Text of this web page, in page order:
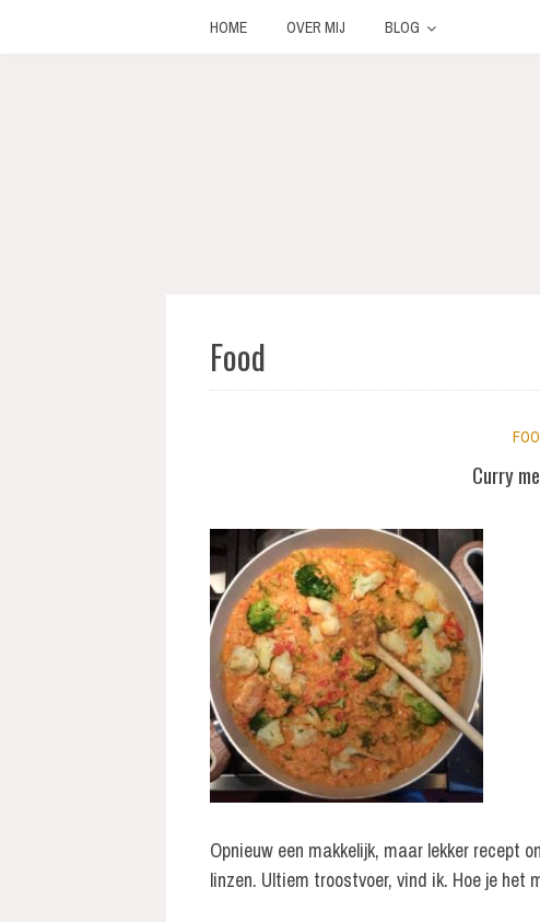
HOME OVER MIJ BLOG
Food
Curry
Opnieuw een makkelijk, maar lekker recept
linzen. Ultiem troostvoer, vind ik. Hoe je het